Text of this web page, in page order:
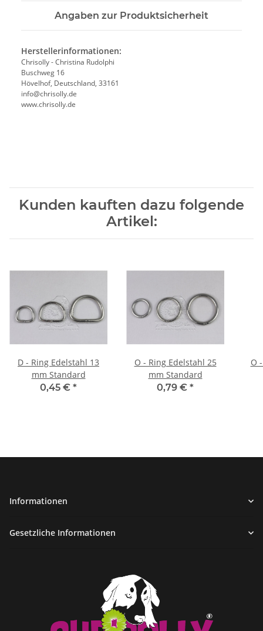
Angaben zur Produktsicherheit
Herstellerinformationen:
Chrisolly - Christina Rudolphi
Buschweg 16
Hövelhof, Deutschland, 33161
info@chrisolly.de
www.chrisolly.de
Kunden kauften dazu folgende
Artikel:
D - Ring Edelstahl 13
mm Standard
0,45 € *
O - Ring Edelstahl 25
mm Standard
0,79 € *
O
Informationen
Gesetzliche Informationen